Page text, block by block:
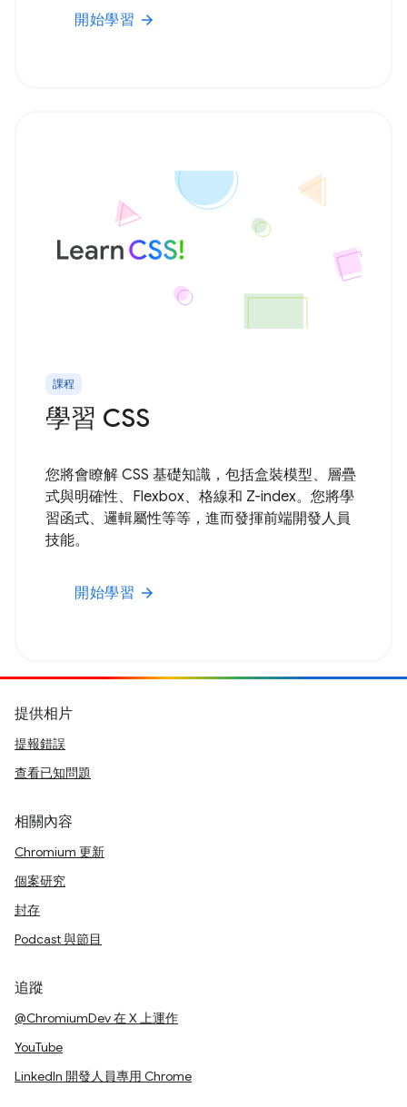
開始學習 arrow_forward
課程
學習 CSS
您將會瞭解 CSS 基礎知識，包括盒裝模型、層疊
式與明確性、Flexbox、格線和 Z-index。您將學
習函式、邏輯屬性等等，進而發揮前端開發人員
技能。
開始學習 arrow_forward
提供相片
提報錯誤
查看已知問題
相關內容
Chromium 更新
個案研究
封存
Podcast 與節目
追蹤
@ChromiumDev 在 X 上運作
YouTube
LinkedIn 開發人員專用 Chrome